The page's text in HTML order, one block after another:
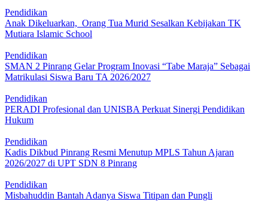
Pendidikan
Anak Dikeluarkan, Orang Tua Murid Sesalkan Kebijakan TK
Mutiara Islamic School
Pendidikan
SMAN 2 Pinrang Gelar Program Inovasi “Tabe Maraja” Sebagai
Matrikulasi Siswa Baru TA 2026/2027
Pendidikan
PERADI Profesional dan UNISBA Perkuat Sinergi Pendidikan
Hukum
Pendidikan
Kadis Dikbud Pinrang Resmi Menutup MPLS Tahun Ajaran
2026/2027 di UPT SDN 8 Pinrang
Pendidikan
Misbahuddin Bantah Adanya Siswa Titipan dan Pungli